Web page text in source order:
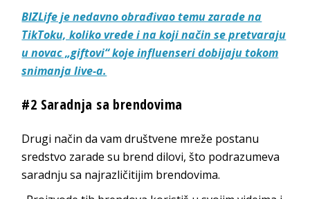
BIZLife je nedavno obrađivao temu zarade na
TikToku, koliko vrede i na koji način se pretvaraju
u novac „giftovi“ koje influenseri dobijaju tokom
snimanja live-a.
#2 Saradnja sa brendovima
Drugi način da vam društvene mreže postanu
sredstvo zarade su brend dilovi, što podrazumeva
saradnju sa najrazličitijim brendovima.